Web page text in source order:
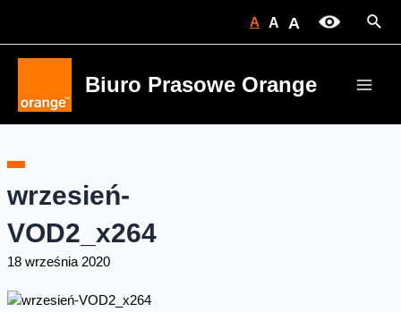
A A A
Biuro Prasowe Orange
wrzesień-
VOD2_x264
18 września 2020